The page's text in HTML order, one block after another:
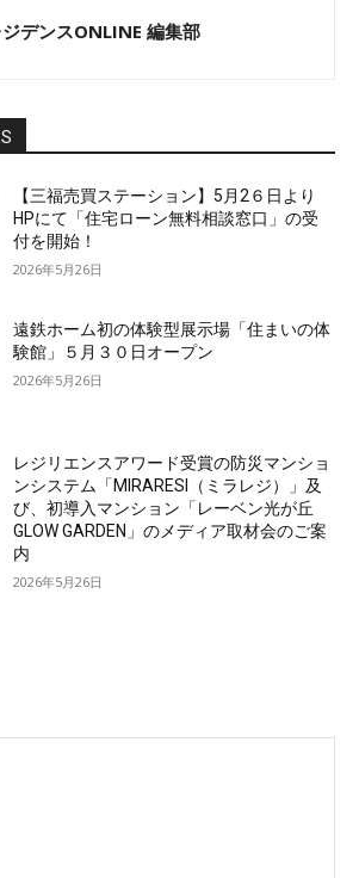
ジデンスONLINE 編集部
【三福売買ステーション】5月2６日より
HPにて「住宅ローン無料相談窓口」の受
付を開始！
2026年5月26日
遠鉄ホーム初の体験型展示場「住まいの体
験館」５月３０日オープン
2026年5月26日
レジリエンスアワード受賞の防災マンショ
ンシステム「MIRARESI（ミラレジ）」及
び、初導入マンション「レーベン光が丘
GLOW GARDEN」のメディア取材会のご案
内
2026年5月26日